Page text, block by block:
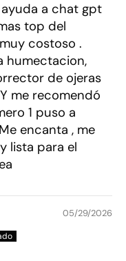
a chat gpt
top del
costoso .
humectacion,
de ojeras
me recomendó
1 puso a
encanta , me
lista para el
05/29/2026